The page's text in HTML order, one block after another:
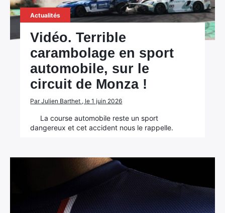
Actualités
Vidéo. Terrible
carambolage en sport
automobile, sur le
circuit de Monza !
Par Julien Barthet , le 1 juin 2026
La course automobile reste un sport
dangereux et cet accident nous le rappelle.